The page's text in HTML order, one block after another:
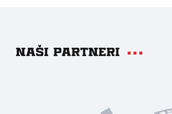
Naši partneri